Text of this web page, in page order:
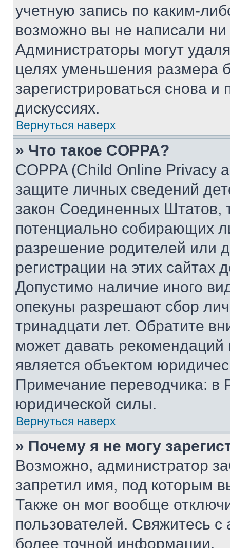
учетную запись по каким-
возможно вы не написали
Администраторы могут
целях уменьшения размера
зарегистрироваться снова и
дискуссиях.
Вернуться наверх
» Что такое COPPA?
COPPA (Child Online Privacy
защите личных сведений
закон Соединенных Штатов,
потенциально собирающих
разрешение родителей или
регистрации на этих сайтах
Допустимо наличие иного
опекуны разрешают сбор
тринадцати лет. Обратите
может давать
является объектом
Примечание переводчика: в
юридической силы.
Вернуться наверх
» Почему я не могу
Возможно, администратор
запретил имя, под которым
Также он мог вообще
пользователей. Свяжитесь
более точной информации.